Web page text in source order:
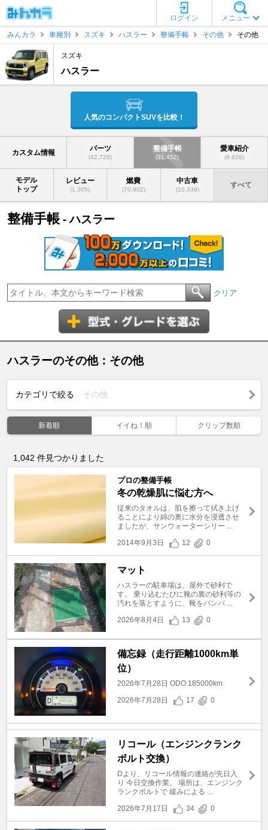
メニュー
ログイン
みんカラ
車種別 スズキ ハスラー 整備手帳 その他 その他
スズキ
ハスラー
人気のコンパクトSUVを比較！
カスタム情報 パーツ
(42,728)
整備手帳
(31,452)
愛車紹介
(9,629)
モデル
トップ
レビュー
(1,305)
燃費
(70,902)
中古車
(10,339)
すべて
整備手帳 - ハスラー
クリア
ハスラーのその他：その他
カテゴリで絞る その他
新着順 イイね！順 クリップ数順
1,042 件見つかりました
プロの整備手帳
冬の乾燥肌に悩む方へ
従来のタオルは、肌を擦って拭き上げ
ることにより綿の奥に水分を浸透させ
ましたが、サンウォーターシリー ...
2014年9月3日
12 0
マット
ハスラーの駐車場は、屋外で砂利で
す。 乗り込むたびに靴の裏の砂利等の
汚れを落とすように、靴をパンパ ...
2026年8月4日
13 0
備忘録（走行距離1000km単
位）
2026年7月28日 ODO 185000km
2026年7月28日
17 0
リコール（エンジンクランク
ボルト交換）
Dより、リコール情報の連絡が先日入
り 今日交換作業。 場所は、エンジンク
ランクボルトで 緩みによる ...
2026年7月17日
34 0